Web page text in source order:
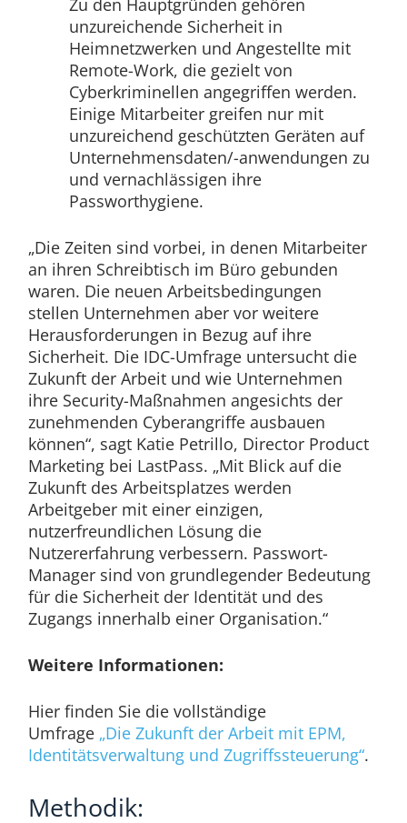
unzureichende Sicherheit in
Heimnetzwerken und Angestellte mit
Remote-Work, die gezielt von
Cyberkriminellen angegriffen werden.
Einige Mitarbeiter greifen nur mit
unzureichend geschützten Geräten auf
Unternehmensdaten/-anwendungen zu
und vernachlässigen ihre
Passworthygiene.
„Die Zeiten sind vorbei, in denen Mitarbeiter
an ihren Schreibtisch im Büro gebunden
waren. Die neuen Arbeitsbedingungen
stellen Unternehmen aber vor weitere
Herausforderungen in Bezug auf ihre
Sicherheit. Die IDC-Umfrage untersucht die
Zukunft der Arbeit und wie Unternehmen
ihre Security-Maßnahmen angesichts der
zunehmenden Cyberangriffe ausbauen
können“, sagt Katie Petrillo, Director Product
Marketing bei LastPass. „Mit Blick auf die
Zukunft des Arbeitsplatzes werden
Arbeitgeber mit einer einzigen,
nutzerfreundlichen Lösung die
Nutzererfahrung verbessern. Passwort-
Manager sind von grundlegender Bedeutung
für die Sicherheit der Identität und des
Zugangs innerhalb einer Organisation.“
Weitere Informationen:
Hier finden Sie die vollständige
Umfrage „Die Zukunft der Arbeit mit EPM,
Identitätsverwaltung und Zugriffssteuerung“.
Methodik: